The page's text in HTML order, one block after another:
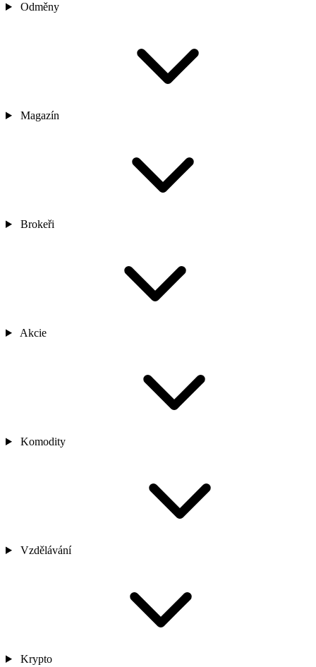
Odměny
Magazín
Brokeři
Akcie
Komodity
Vzdělávání
Krypto